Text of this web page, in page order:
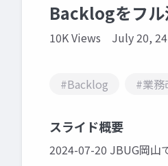
Backlogをフル
10K Views July 20, 24
#Backlog #業務
スライド概要
2024-07-20 JBUG岡山